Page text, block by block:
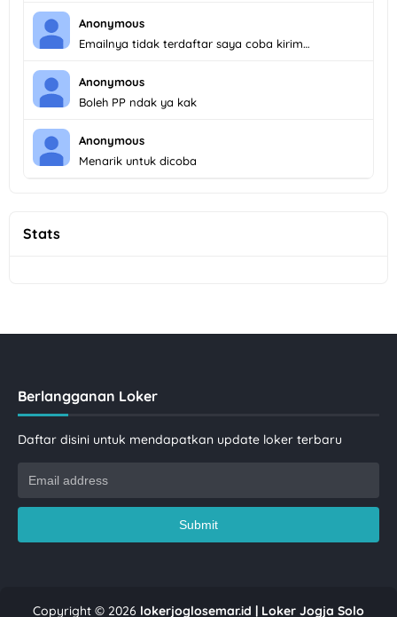
Anonymous
Emailnya tidak terdaftar saya coba kirim…
Anonymous
Boleh PP ndak ya kak
Anonymous
Menarik untuk dicoba
Stats
Berlangganan Loker
Daftar disini untuk mendapatkan update loker terbaru
Copyright © 2026 lokerjoglosemar.id | Loker Jogja Solo